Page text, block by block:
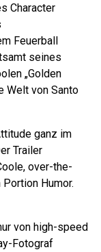
Character
Feuerball
seines
„Golden
Welt von Santo
ganz im
Trailer
over-the-
Humor.
von high-speed
Fotograf